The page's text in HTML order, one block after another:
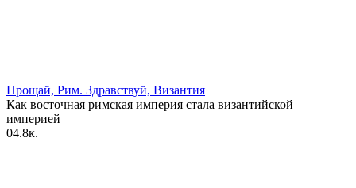
Прощай, Рим. Здравствуй, Византия
Как восточная римская империя стала византийской
империей
04.8к.